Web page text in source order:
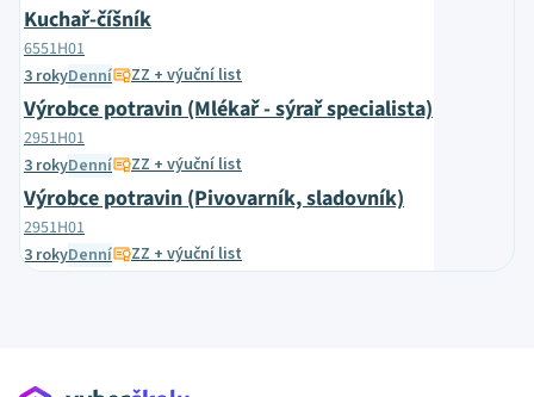
Kuchař-číšník
6551H01
3 rokyDenní ZZ + výuční list
Výrobce potravin (Mlékař - sýrař specialista)
2951H01
3 rokyDenní ZZ + výuční list
Výrobce potravin (Pivovarník, sladovník)
2951H01
3 rokyDenní ZZ + výuční list